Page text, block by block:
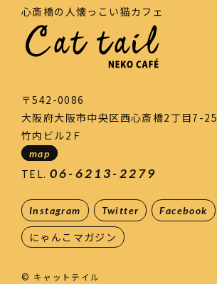
心斎橋の人懐っこい猫カフェ
〒542-0086
大阪府大阪市中央区西心斎橋2丁目7-25
竹内ビル2Ｆ
map
TEL. 06-6213-2279
Instagram Twitter Facebook
にゃんこマガジン
© キャットテイル